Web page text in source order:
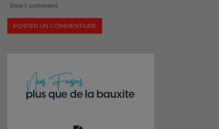
time I comment.